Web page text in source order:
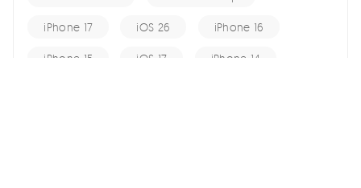
iPhone 17 iOS 26 iPhone 16
iPhone 15 iOS 17 iPhone 14